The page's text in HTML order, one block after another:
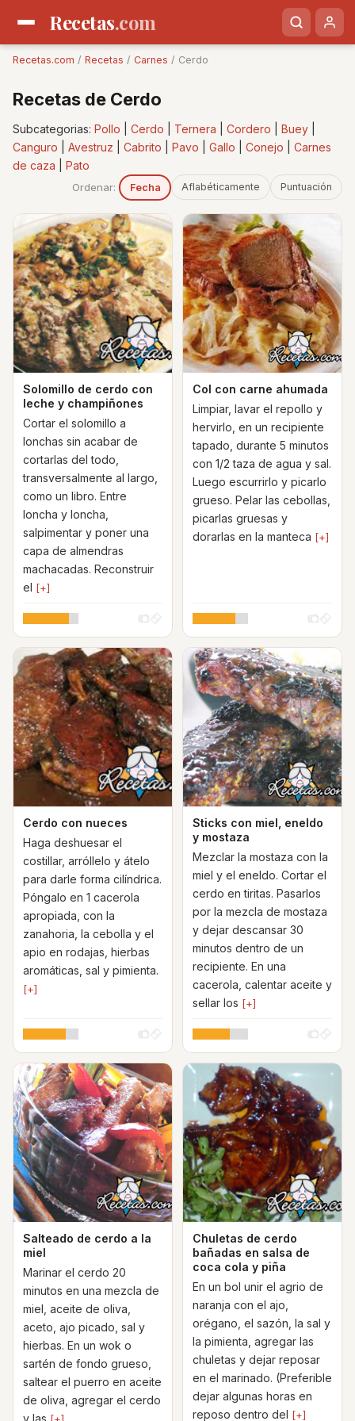
Recetas.com
Recetas.com / Recetas / Carnes / Cerdo
Recetas de Cerdo
Subcategorias: Pollo Cerdo Ternera Cordero Buey
Canguro
Avestruz Cabrito Pavo Gallo Conejo
Carnes
de caza
Pato
Ordenar: Fecha Aflabéticamente Puntuación
Solomillo de cerdo con
leche y champiñones
Cortar el solomillo a
lonchas sin acabar de
cortarlas del todo,
transversalmente al largo,
como un libro. Entre
loncha y loncha,
salpimentar y poner una
capa de almendras
machacadas. Reconstruir
el [+]
Col con carne ahumada
Limpiar, lavar el repollo y
hervirlo, en un recipiente
tapado, durante 5 minutos
con 1/2 taza de agua y sal.
Luego escurrirlo y picarlo
grueso. Pelar las cebollas,
picarlas gruesas y
dorarlas en la manteca [+]
Cerdo con nueces
Haga deshuesar el
costillar, arróllelo y átelo
para darle forma cilíndrica.
Póngalo en 1 cacerola
apropiada, con la
zanahoria, la cebolla y el
apio en rodajas, hierbas
aromáticas, sal y pimienta.
[+]
Sticks con miel, eneldo
y mostaza
Mezclar la mostaza con la
miel y el eneldo. Cortar el
cerdo en tiritas. Pasarlos
por la mezcla de mostaza
y dejar descansar 30
minutos dentro de un
recipiente. En una
cacerola, calentar aceite y
sellar los [+]
Salteado de cerdo a la
miel
Marinar el cerdo 20
minutos en una mezcla de
miel, aceite de oliva,
aceto, ajo picado, sal y
hierbas. En un wok o
sartén de fondo grueso,
saltear el puerro en aceite
de oliva, agregar el cerdo
y las
Chuletas de cerdo
bañadas en salsa de
coca cola y piña
En un bol unir el agrio de
naranja con el ajo,
orégano, el sazón, la sal y
la pimienta, agregar las
chuletas y dejar reposar
en el marinado. (Preferible
dejar algunas horas en
reposo dentro del [+]